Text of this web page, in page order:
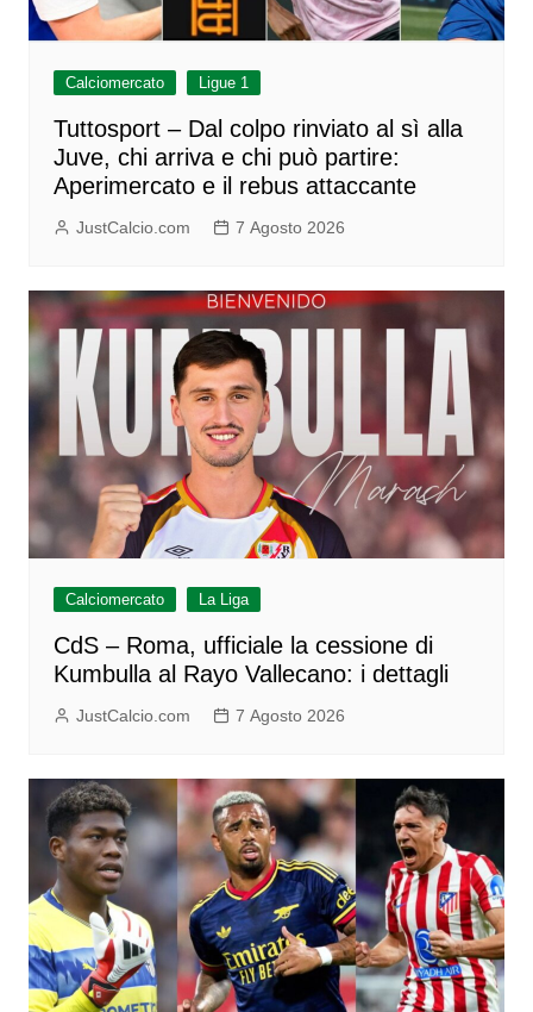
Calciomercato Ligue 1
Tuttosport – Dal colpo rinviato al sì alla
Juve, chi arriva e chi può partire:
Aperimercato e il rebus attaccante
JustCalcio.com 7 Agosto 2026
Calciomercato La Liga
CdS – Roma, ufficiale la cessione di
Kumbulla al Rayo Vallecano: i dettagli
JustCalcio.com 7 Agosto 2026